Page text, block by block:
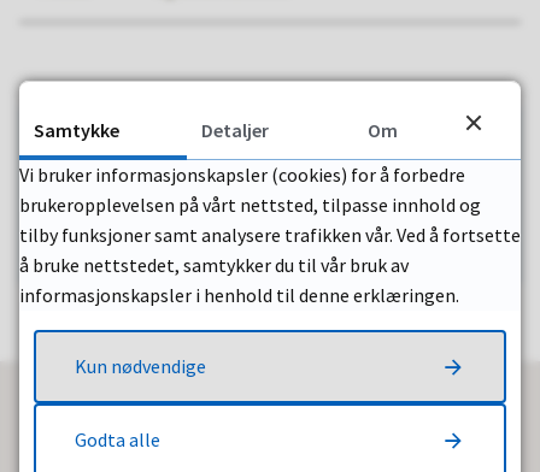
Barnevernstjenesten
Send e-posttil
Barnevernstjenesten
69 17 46 00
Familiens hus i Skofabrikken, Os allè 3, 1777 Halden
Fant du det du lette etter?
Samtykke Detaljer
Om
Vi bruker informasjonskapsler (cookies) for å forbedre
brukeropplevelsen på vårt nettsted, tilpasse innhold og
tilby funksjoner samt analysere trafikken vår. Ved å fortsette
å bruke nettstedet, samtykker du til vår bruk av
informasjonskapsler i henhold til denne erklæringen.
Kun nødvendige
Godta alle